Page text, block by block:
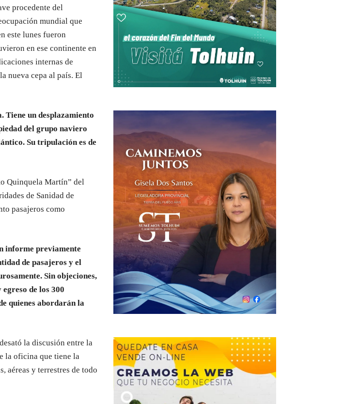
procedente del
mundial que
este lunes fueron
en ese continente en
internas de
nueva cepa al país. El
Tiene un desplazamiento
del grupo naviero
Su tripulación es de
Quinquela Martín” del
de Sanidad de
pasajeros como
informe previamente
de pasajeros y el
Sin objeciones,
de los 300
quienes abordarán la
la discusión entre la
la oficina que tiene la
aéreas y terrestres de todo